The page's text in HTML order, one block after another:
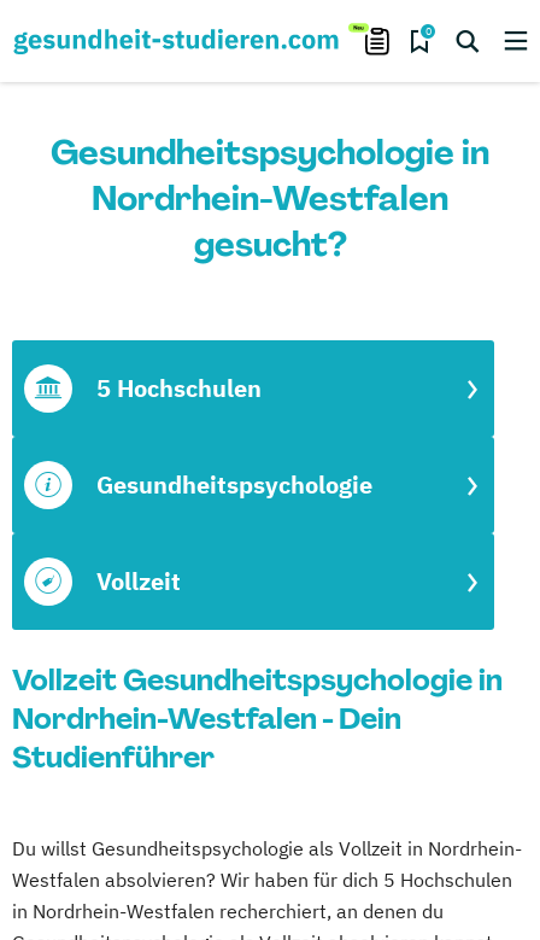
0
Gesundheitspsychologie in
Nordrhein-Westfalen
gesucht?
Vollzeit
Gesundheitspsychologie
5 Hochschulen
Vollzeit Gesundheitspsychologie in
Nordrhein-Westfalen - Dein
Studienführer
Du willst Gesundheitspsychologie als Vollzeit in Nordrhein-
Westfalen absolvieren? Wir haben für dich 5 Hochschulen
in Nordrhein-Westfalen recherchiert, an denen du